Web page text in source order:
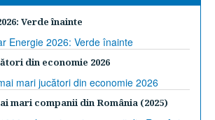
Verde înainte
din economie 2026
mari companii din România (2025)